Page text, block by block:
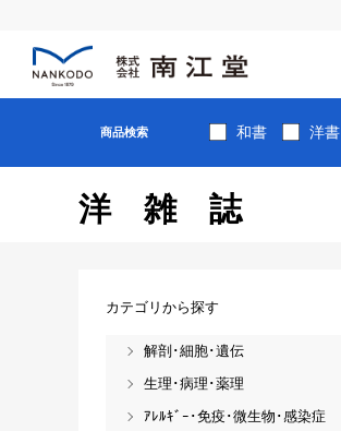
商品検索 和書 洋書
洋雑誌
カテゴリから探す
解剖･細胞･遺伝
生理･病理･薬理
ｱﾚﾙｷﾞｰ･免疫･微生物･感染症